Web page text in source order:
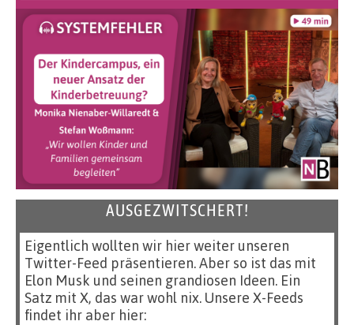
AUSGEZWITSCHERT!
Eigentlich wollten wir hier weiter unseren
Twitter-Feed präsentieren. Aber so ist das mit
Elon Musk und seinen grandiosen Ideen. Ein
Satz mit X, das war wohl nix. Unsere X-Feeds
findet ihr aber hier: